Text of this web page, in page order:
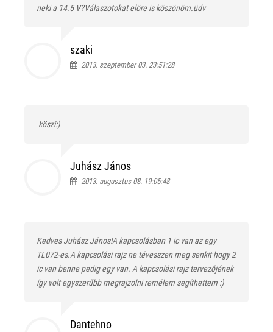
neki a 14.5 V?Válaszotokat elöre is köszönöm.üdv
szaki
2013. szeptember 03. 23:51:28
köszi:)
Juhász János
2013. augusztus 08. 19:05:48
Kedves Juhász János!A kapcsolásban 1 ic van az egy
TL072-es.A kapcsolási rajz ne tévesszen meg senkit hogy 2
ic van benne pedig egy van. A kapcsolási rajz tervezőjének
így volt egyszerűbb megrajzolni remélem segíthettem :)
Dantehno